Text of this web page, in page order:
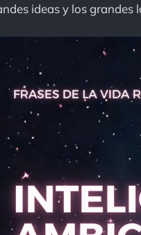
ideas y los grandes